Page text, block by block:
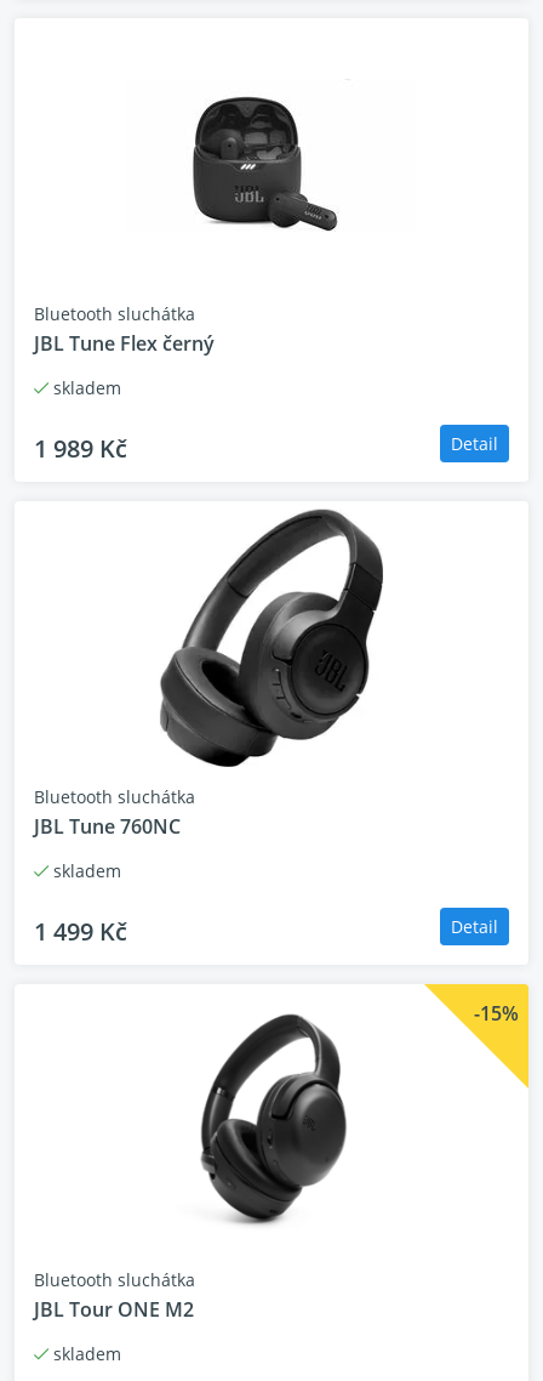
Zvuk JBL Pure Bass
Aktivní potlačení hluku se Smart Ambient
4 mikrofony pro čisté a jasné hovory
Odolnost vůči vodě i prachu
Aplikace JBL Headphones
Výdrž přehrávání až 40 hodin s možností
Vícebodové připojení
Bezproblémové Bluetooth® párování
Zvuk Pure Bass
Sluchátka JBL Wave Beam 2 jsou
Pure Bass.
Aktivní potlačení hluku se
Sluchátka JBL Wave Beam 2 využívají
okolí a filtrovat rušivý hluk. Funkce
vás, takže si můžete klidně popovídat s
Bluetooth sluchátka
JBL Tune Flex černý
skladem
1 989 Kč Detail
Bluetooth sluchátka
JBL Tune 760NC
skladem
1 499 Kč Detail
-15%
Bluetooth sluchátka
JBL Tour ONE M2
skladem